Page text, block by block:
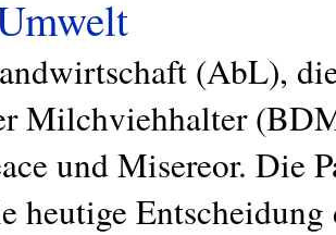
(AbL),
Milchviehhalter
und Misereor. Die
heutige Entscheidung